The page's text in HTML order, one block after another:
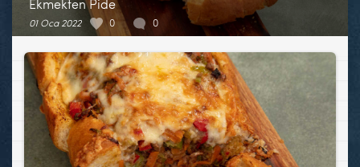
Ekmekten Pide
01 Oca 2022 0 0